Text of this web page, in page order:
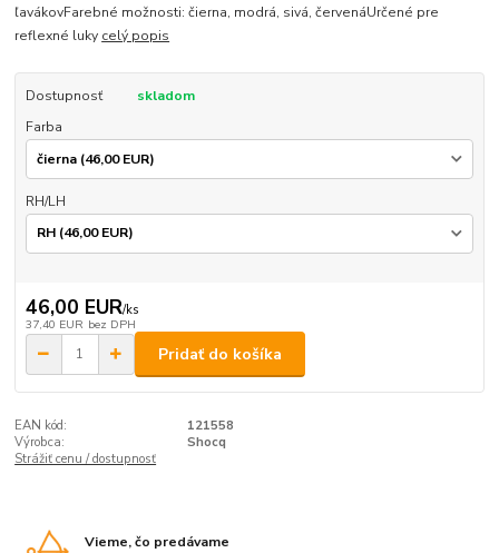
ľavákovFarebné možnosti: čierna, modrá, sivá, červenáUrčené pre
reflexné luky celý popis
Dostupnosť
skladom
Farba
RH/LH
46,00 EUR/ks
37,40 EUR bez DPH
Pridať do košíka
EAN kód:
121558
Výrobca:
Shocq
Strážiť cenu / dostupnosť
Vieme, čo predávame